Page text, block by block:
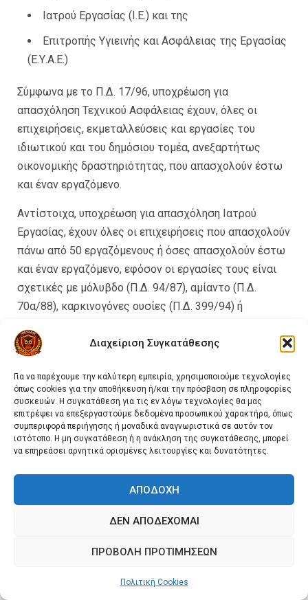
Διαχείριση Συγκατάθεσης
Για να παρέχουμε την καλύτερη εμπειρία, χρησιμοποιούμε τεχνολογίες
όπως cookies για την αποθήκευση ή/και την πρόσβαση σε πληροφορίες
συσκευών. Η συγκατάθεση για τις εν λόγω τεχνολογίες θα μας
επιτρέψει να επεξεργαστούμε δεδομένα προσωπικού χαρακτήρα, όπως
συμπεριφορά περιήγησης ή μοναδικά αναγνωριστικά σε αυτόν τον
ιστότοπο. Η μη συγκατάθεση ή η ανάκληση της συγκατάθεσης, μπορεί
να επηρεάσει αρνητικά ορισμένες λειτουργίες και δυνατότητες.
ΑΠΟΔΟΧΉ
ΔΕΝ ΑΠΟΔΈΧΟΜΑΙ
ΠΡΟΒΟΛΉ ΠΡΟΤΙΜΉΣΕΩΝ
Πολιτική Cookies
Ιατρού Εργασίας (Ι.Ε.) και της
Επιτροπής Υγιεινής και Ασφάλειας της Εργασίας
(Ε.Υ.Α.Ε.)
Σύμφωνα με το Π.Δ. 17/96, υποχρέωση για
απασχόληση Τεχνικού Ασφάλειας έχουν, όλες οι
επιχειρήσεις, εκμεταλλεύσεις και εργασίες του
ιδιωτικού και του δημόσιου τομέα, ανεξαρτήτως
οικονομικής δραστηριότητας, που απασχολούν έστω
και έναν εργαζόμενο.
Αντίστοιχα, υποχρέωση για απασχόληση Ιατρού
Εργασίας, έχουν όλες οι επιχειρήσεις που απασχολούν
πάνω από 50 εργαζόμενους ή όσες απασχολούν έστω
και έναν εργαζόμενο, εφόσον οι εργασίες τους είναι
σχετικές με μόλυβδο (Π.Δ. 94/87), αμίαντο (Π.Δ.
70α/88), καρκινογόνες ουσίες (Π.Δ. 399/94) ή
Ο εργοδότης, πριν από την επιλογή του Τεχνικού
Ασφάλειας ή του Ιατρού Εργασίας, έχει υποχρέωση να
γνωστοποιεί στην τοπική Επιθεώρηση Εργασίας, τα
τυπικά και ουσιαστικά προσόντα τους, καθώς και την
τυχόν απασχόλησή τους σε άλλη επιχείρηση, τα
στοιχεία για το είδος και την οργάνωση της
συναφείς πληροφορίες. Η σύμβαση πρόσληψης του
Τεχνικού Ασφάλειας και του Ιατρού Εργασίας, γίνεται
εγγράφως και αντίγραφό της κοινοποιείται από τον
των καθηκόντων του Τεχνικού Ασφάλειας και του